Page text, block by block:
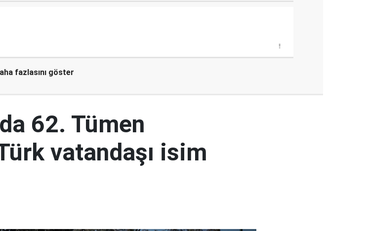
fazlasını göster
62. Tümen
vatandaşı isim